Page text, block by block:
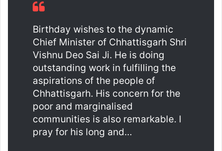
Birthday wishes to the dynamic
Chief Minister of Chhattisgarh Shri
Vishnu Deo Sai Ji. He is doing
outstanding work in fulfilling the
aspirations of the people of
Chhattisgarh. His concern for the
poor and marginalised
communities is also remarkable. I
pray for his long and…